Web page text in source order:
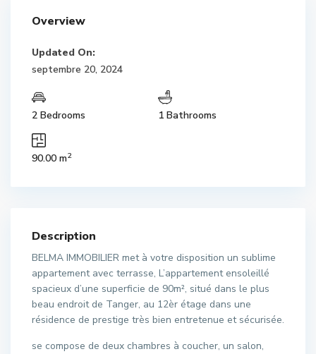
Overview
Updated On:
septembre 20, 2024
2 Bedrooms 1 Bathrooms
90.00 m2
Description
BELMA IMMOBILIER met à votre disposition un sublime
appartement avec terrasse, L’appartement ensoleillé
spacieux d’une superficie de 90m², situé dans le plus
beau endroit de Tanger, au 12èr étage dans une
résidence de prestige très bien entretenue et sécurisée.
se compose de deux chambres à coucher, un salon,